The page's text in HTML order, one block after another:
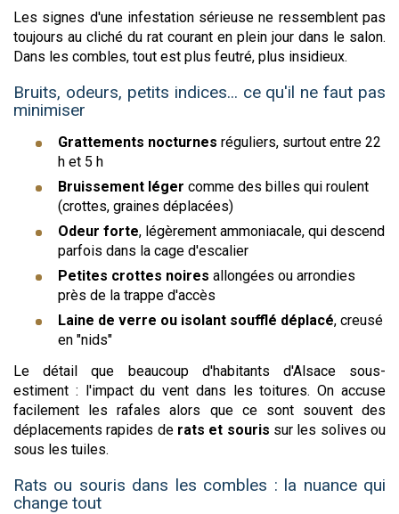
Les signes d'une infestation sérieuse ne ressemblent pas
toujours au cliché du rat courant en plein jour dans le salon.
Dans les combles, tout est plus feutré, plus insidieux.
Bruits, odeurs, petits indices... ce qu'il ne faut pas
minimiser
Grattements nocturnes réguliers, surtout entre 22
h et 5 h
Bruissement léger comme des billes qui roulent
(crottes, graines déplacées)
Odeur forte, légèrement ammoniacale, qui descend
parfois dans la cage d'escalier
Petites crottes noires allongées ou arrondies
près de la trappe d'accès
Laine de verre ou isolant soufflé déplacé, creusé
en "nids"
Le détail que beaucoup d'habitants d'Alsace sous-
estiment : l'impact du vent dans les toitures. On accuse
facilement les rafales alors que ce sont souvent des
déplacements rapides de rats et souris sur les solives ou
sous les tuiles.
Rats ou souris dans les combles : la nuance qui
change tout